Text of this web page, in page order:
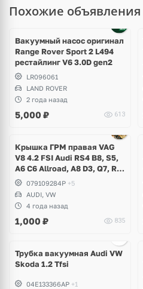
Похожие объявления
Вакуумный насос оригинал
Range Rover Sport 2 L494
рестайлинг V6 3.0D gen2
LR096061
LAND ROVER
2 года назад
5,000 ₽ 613
Крышка ГРМ правая VAG
V8 4.2 FSI Audi RS4 B8, S5,
A6 C6 Allroad, A8 D3, Q7, R8
Spyder, Volkswagen
Touareg 1, NF
079109284P +5
AUDI, VW
4 года назад
1,000 ₽ 835
Трубка вакуумная Audi VW
Skoda 1.2 Tfsi
04E133366AP +1